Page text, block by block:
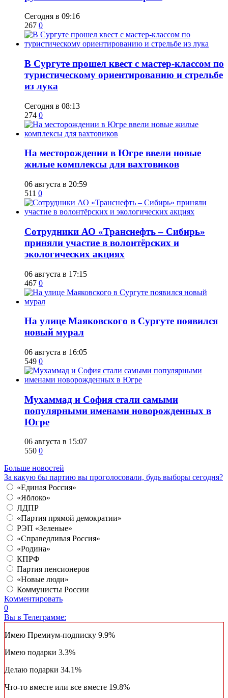
Сегодня в 09:16
267 0
В Сургуте прошел квест с мастер-классом по
туристическому ориентированию и стрельбе
из лука
Сегодня в 08:13
274 0
​На месторождении в Югре ввели новые
жилые комплексы для вахтовиков
06 августа в 20:59
511 0
Сотрудники АО «Транснефть – Сибирь»
приняли участие в волонтёрских и
экологических акциях
06 августа в 17:15
467 0
​На улице Маяковского в Сургуте появился
новый мурал
06 августа в 16:05
549 0
​Мухаммад и София стали самыми
популярными именами новорожденных в
Югре
06 августа в 15:07
550 0
Больше новостей
За какую бы партию вы проголосовали, будь выборы сегодня?
«Единая Россия»
«Яблоко»
ЛДПР
«Партия прямой демократии»
РЭП «Зеленые»
«Справедливая Россия»
«Родина»
КПРФ
Партия пенсионеров
«Новые люди»
Коммунисты России
Комментировать
0
Вы в Телеграмме:
Имею Премиум-подписку 9.9%
Имею подарки 3.3%
Делаю подарки 34.1%
Что-то вместе или все вместе 19.8%